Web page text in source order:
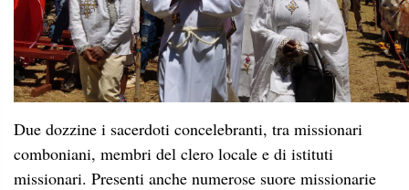
Due dozzine i sacerdoti concelebranti, tra missionari
comboniani, membri del clero locale e di istituti
missionari. Presenti anche numerose suore missionarie